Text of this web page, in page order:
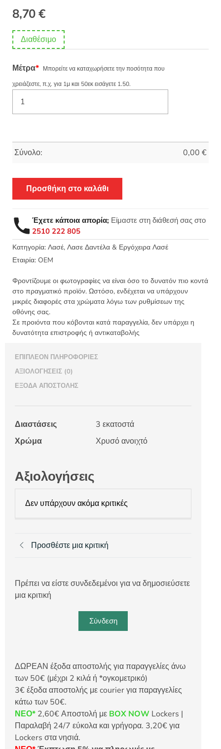
8,70€
Διαθέσιμο
Μέτρα* Μπορείτε να καταχωρήσετε την ποσότητα που
χρειάζεστε, π.χ. για 1μ και 50εκ εισάγετε 1.50.
Σύνολο: 0,00 €
Προσθήκη στο καλάθι
Έχετε κάποια απορία; Είμαστε στη διάθεσή σας στο
2510 222 805
Κατηγορία: Λασέ, Λασε Δαντέλα & Εργόχειρα Λασέ
Εταιρία: OEM
Φροντίζουμε οι φωτογραφίες να είναι όσο το δυνατόν πιο κοντά
στο πραγματικό προϊόν. Ωστόσο, ενδέχεται να υπάρχουν
μικρές διαφορές στα χρώματα λόγω των ρυθμίσεων της
οθόνης σας.
Σε προιόντα που κόβονται κατά παραγγελία, δεν υπάρχει η
δυνατότητα επιστροφής ή αντικαταβολής
ΕΠΙΠΛΈΟΝ ΠΛΗΡΟΦΟΡΊΕΣ
ΑΞΙΟΛΟΓΉΣΕΙΣ (0)
ΈΞΟΔΑ ΑΠΟΣΤΟΛΉΣ
Διαστάσεις
3 εκατοστά
Χρώμα
Χρυσό ανοιχτό
Αξιολογήσεις
Δεν υπάρχουν ακόμα κριτικές
Προσθέστε μια κριτική
Πρέπει να είστε συνδεδεμένοι για να δημοσιεύσετε
μια κριτική
Σύνδεση
ΔΩΡΕΑΝ έξοδα αποστολής για παραγγελίες άνω
των 50€ (μέχρι 2 κιλά ή *ογκομετρικό)
3€ έξοδα αποστολής με courier για παραγγελίες
κάτω των 50€.
ΝΕΟ* 2,60€ Αποστολή με BOX NOW Lockers |
Παραλαβή 24/7 εύκολα και γρήγορα. 3,20€ για
Lockers στα νησιά.